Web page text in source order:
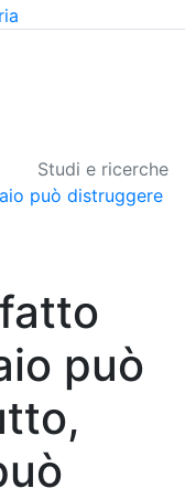
Studi e ricerche
può